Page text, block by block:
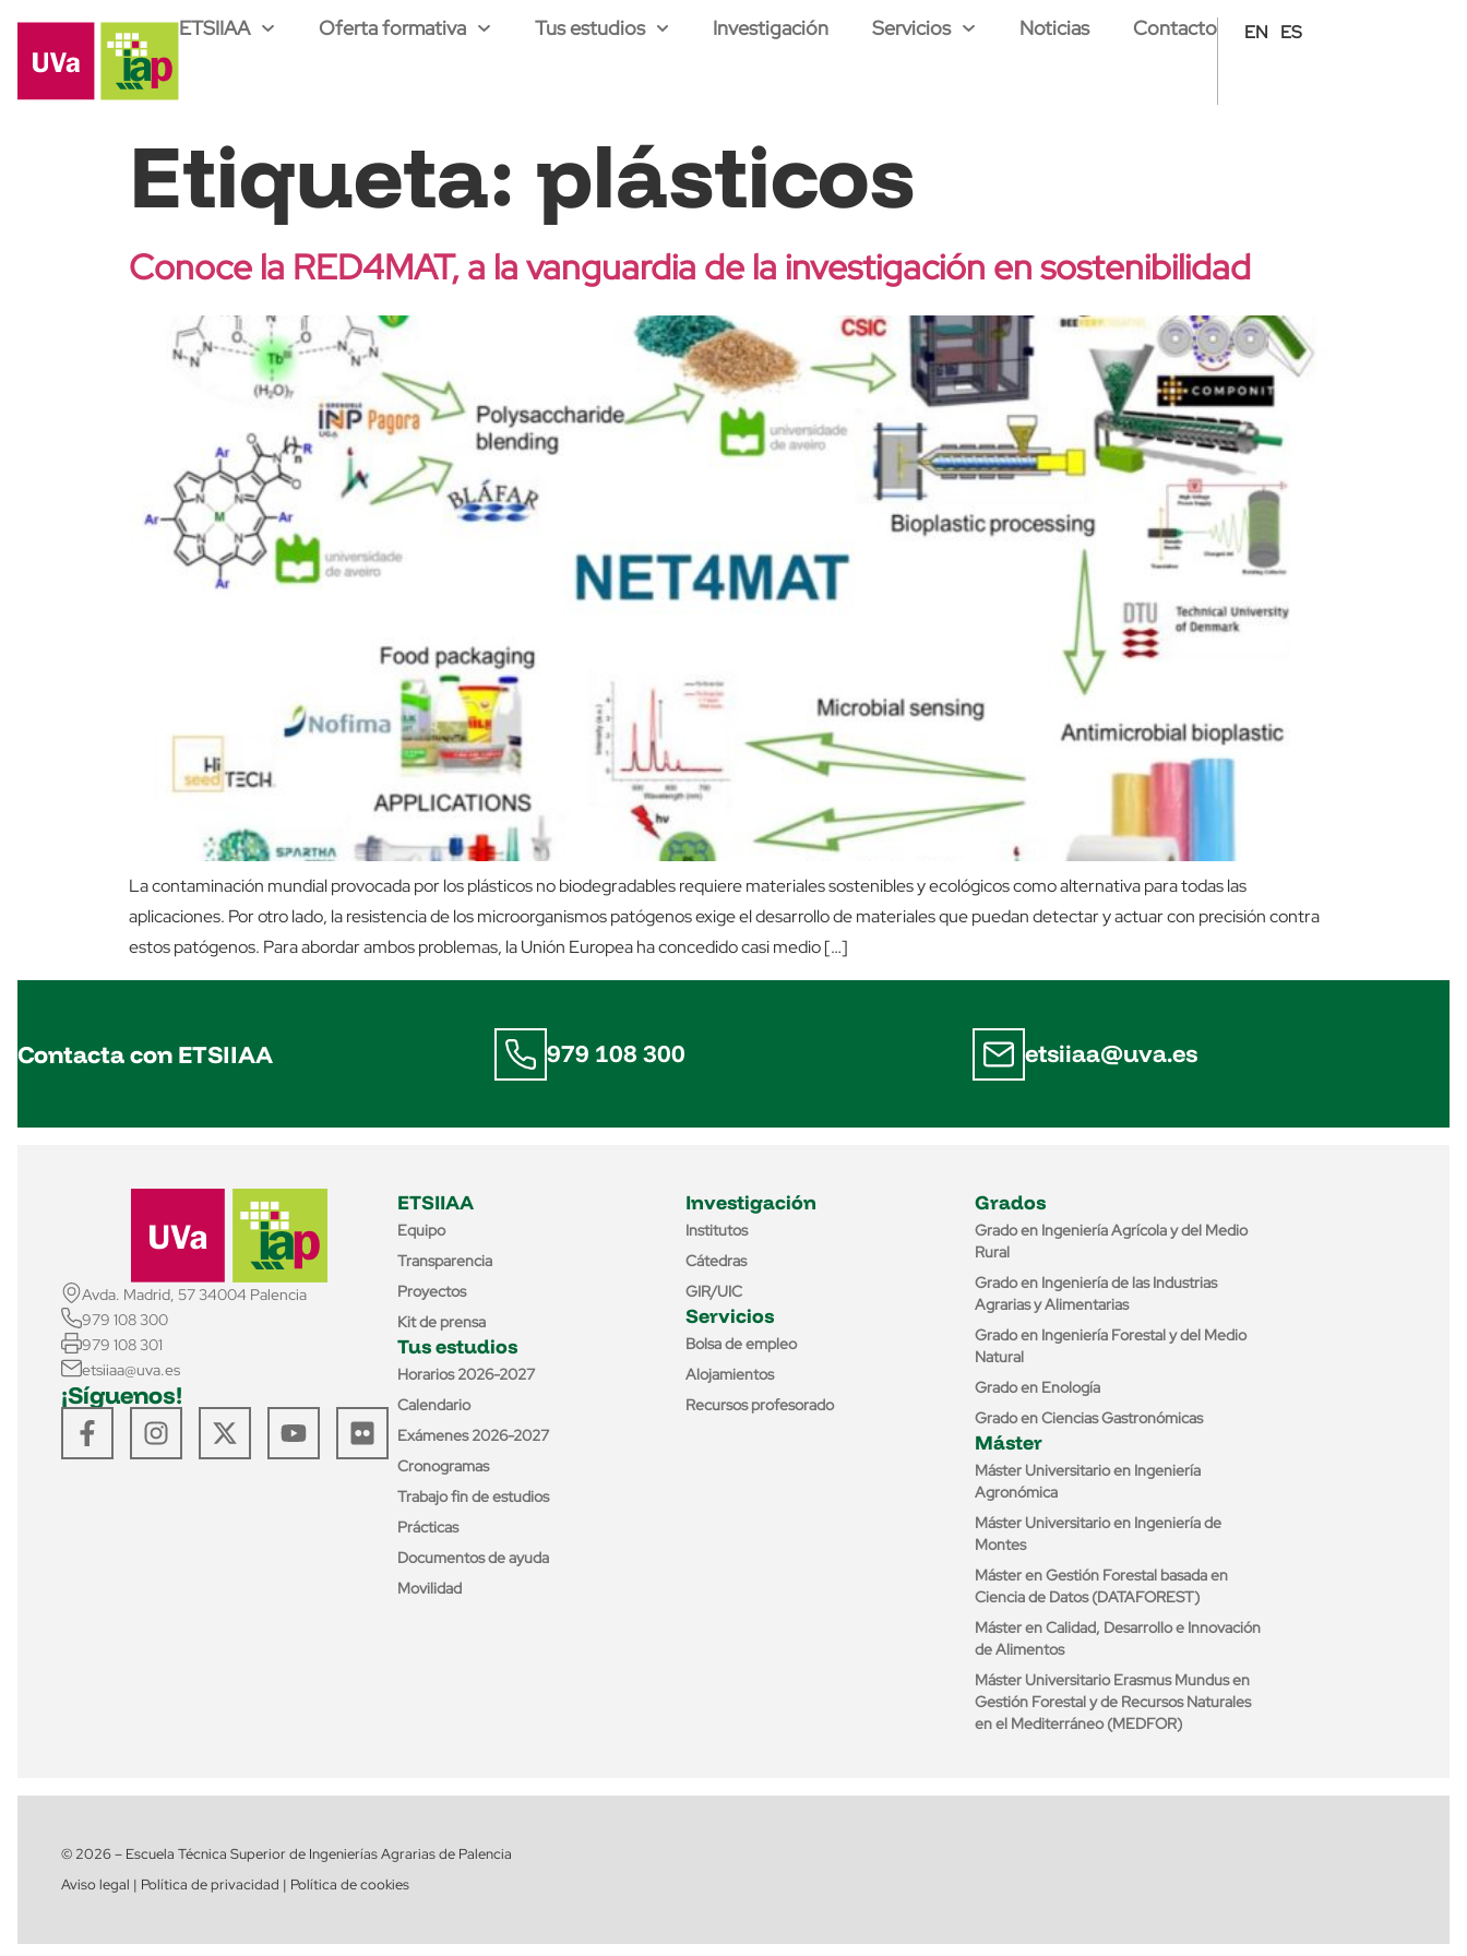
ETSIIAA Oferta formativa Tus estudios Investigación Servicios Noticias Contacto EN ES
Etiqueta: plásticos
Conoce la RED4MAT, a la vanguardia de la investigación en sostenibilidad
La contaminación mundial provocada por los plásticos no biodegradables requiere materiales sostenibles y ecológicos como alternativa para todas las
aplicaciones. Por otro lado, la resistencia de los microorganismos patógenos exige el desarrollo de materiales que puedan detectar y actuar con precisión contra
estos patógenos. Para abordar ambos problemas, la Unión Europea ha concedido casi medio […]
Contacta con ETSIIAA 979 108 300 etsiiaa@uva.es
Avda. Madrid, 57 34004 Palencia
979 108 300
979 108 301
etsiiaa@uva.es
¡Síguenos!
ETSIIAA
Equipo
Transparencia
Proyectos
Kit de prensa
Tus estudios
Horarios 2026-2027
Calendario
Exámenes 2026-2027
Cronogramas
Trabajo fin de estudios
Prácticas
Documentos de ayuda
Movilidad
Investigación
Institutos
Cátedras
GIR/UIC
Servicios
Bolsa de empleo
Alojamientos
Recursos profesorado
Grados
Grado en Ingeniería Agrícola y del Medio
Rural
Grado en Ingeniería de las Industrias
Agrarias y Alimentarias
Grado en Ingeniería Forestal y del Medio
Natural
Grado en Enología
Grado en Ciencias Gastronómicas
Máster
Máster Universitario en Ingeniería
Agronómica
Máster Universitario en Ingeniería de
Montes
Máster en Gestión Forestal basada en
Ciencia de Datos (DATAFOREST)
Máster en Calidad, Desarrollo e Innovación
de Alimentos
Máster Universitario Erasmus Mundus en
Gestión Forestal y de Recursos Naturales
en el Mediterráneo (MEDFOR)
© 2026 – Escuela Técnica Superior de Ingenierías Agrarias de Palencia
Aviso legal | Política de privacidad | Política de cookies